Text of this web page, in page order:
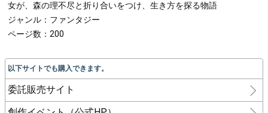
女が、森の理不尽と折り合いをつけ、生き方を探る物語
ジャンル：ファンタジー
ページ数：200
以下サイトでも購入できます。
委託販売サイト